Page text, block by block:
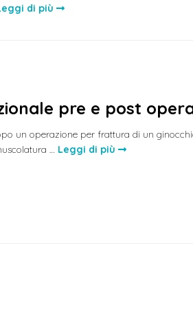
di più
pre e post
un operazione per frattura di un
… Leggi di più